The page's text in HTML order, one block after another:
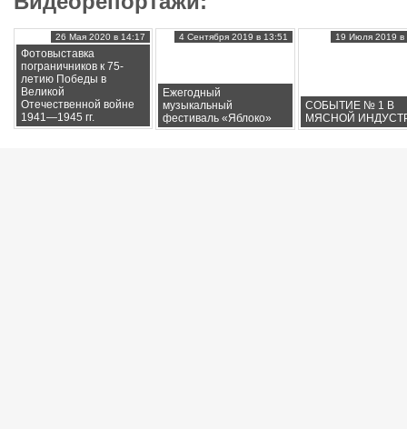
Фотовыставка
пограничников к 75-
летию Победы в
Великой
Отечественной войне
1941—1945 гг.
26 Мая 2020 в 14:17
Ежегодный
музыкальный
фестиваль «Яблоко»
4 Сентября 2019 в 13:51
СОБЫТИЕ № 1 В
МЯСНОЙ
19 Июля 2019 в